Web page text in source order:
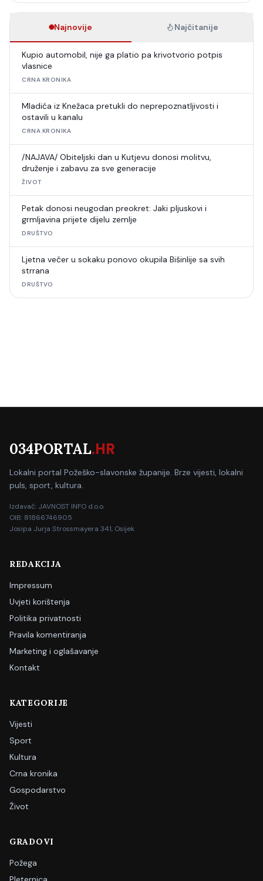
Najnovije Najčitanije
Kupio automobil, nije ga platio pa krivotvorio potpis
vlasnice
CRNA KRONIKA
Mladića iz Knežaca pretukli do neprepoznatljivosti i
ostavili u kanalu
CRNA KRONIKA
/NAJAVA/ Obiteljski dan u Kutjevu donosi molitvu,
druženje i zabavu za sve generacije
ŽIVOT
Petak donosi neugodan preokret: Jaki pljuskovi i
grmljavina prijete dijelu zemlje
DRUŠTVO
Ljetna večer u sokaku ponovo okupila Bišinlije sa svih
strrana
DRUŠTVO
034PORTAL.HR
Lokalni portal Požeško-slavonske županije. Brze vijesti, lokalni
puls, sport, kultura.
Izdavač: JAVNOST INFO d.o.o.
OIB: 81866746905
Josipa Jurja Strossmayera 341, Osijek
REDAKCIJA
Impressum
Uvjeti korištenja
Politika privatnosti
Pravila komentiranja
Marketing i oglašavanje
Kontakt
KATEGORIJE
Vijesti
Sport
Kultura
Crna kronika
Gospodarstvo
Život
GRADOVI
Požega